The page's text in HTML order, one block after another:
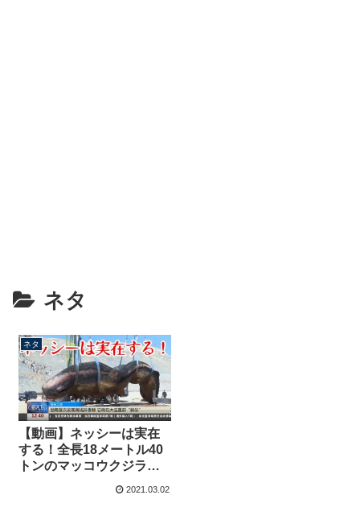
ネタ
ネタ
【動画】ネッシーは実在
する！全長18メートル40
トンのマッコウクジラが
2021.03.02